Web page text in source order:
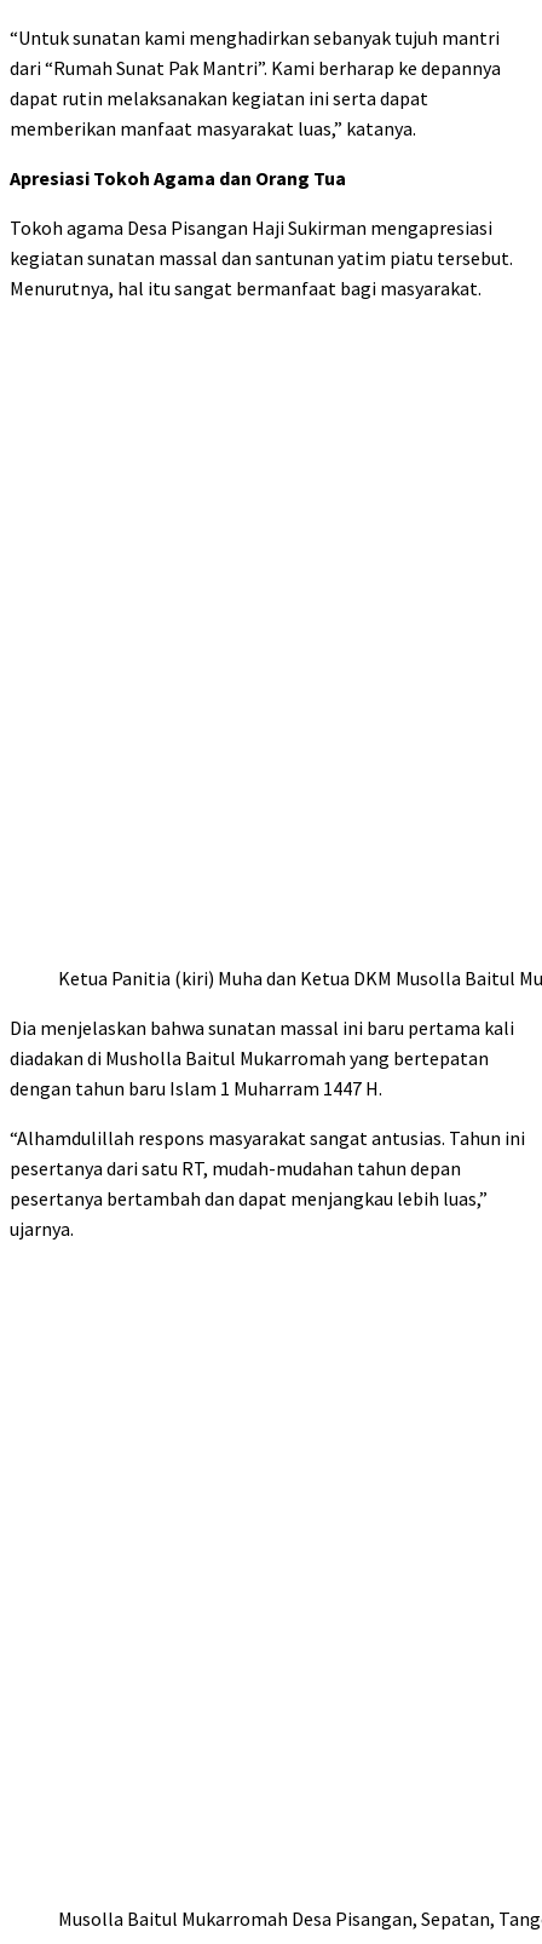
“Untuk sunatan kami menghadirkan sebanyak tujuh mantri
dari “Rumah Sunat Pak Mantri”. Kami berharap ke depannya
dapat rutin melaksanakan kegiatan ini serta dapat
memberikan manfaat masyarakat luas,” katanya.
Apresiasi Tokoh Agama dan Orang Tua
Tokoh agama Desa Pisangan Haji Sukirman mengapresiasi
kegiatan sunatan massal dan santunan yatim piatu tersebut.
Menurutnya, hal itu sangat bermanfaat bagi masyarakat.
Ketua Panitia (kiri) Muha dan Ketua DKM Musolla Baitul
Dia menjelaskan bahwa sunatan massal ini baru pertama kali
diadakan di Musholla Baitul Mukarromah yang bertepatan
dengan tahun baru Islam 1 Muharram 1447 H.
“Alhamdulillah respons masyarakat sangat antusias. Tahun ini
pesertanya dari satu RT, mudah-mudahan tahun depan
pesertanya bertambah dan dapat menjangkau lebih luas,”
ujarnya.
Musolla Baitul Mukarromah Desa Pisangan, Sepatan,